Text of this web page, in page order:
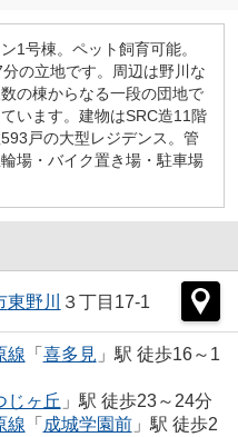
1号棟。ペット飼育可能。
の立地です。周辺は野川な
の棟からなる一段の団地で
います。建物はSRC造11階
戸の大型レジデンス。管
場・バイク置き場・駐車場
東野川 ３丁目17-1
線 「 喜多見 」駅 徒歩16～1
じヶ丘 」駅 徒歩23～24分
線 「 成城学園前」駅 徒歩2